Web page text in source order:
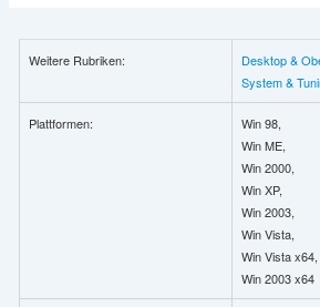
Weitere Rubriken: Desktop &
System &
Plattformen:
Win 98,
Win ME,
Win 2000,
Win XP,
Win 2003,
Win Vista,
Win Vista x64,
Win 2003 x64